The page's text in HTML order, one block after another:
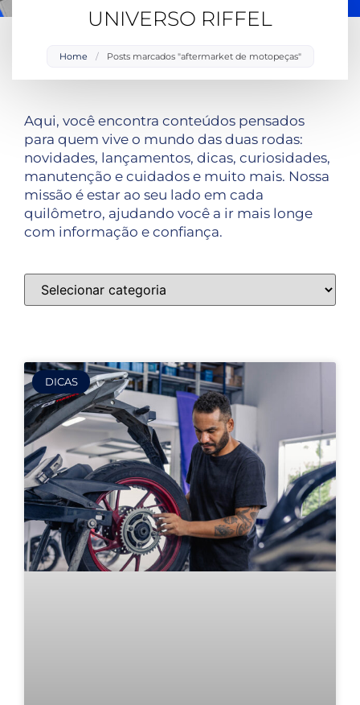
UNIVERSO RIFFEL
Home / Posts marcados "aftermarket de motopeças"
Aqui, você encontra conteúdos pensados
para quem vive o mundo das duas rodas:
novidades, lançamentos, dicas, curiosidades,
manutenção e cuidados e muito mais. Nossa
missão é estar ao seu lado em cada
quilômetro, ajudando você a ir mais longe
com informação e confiança.
DICAS